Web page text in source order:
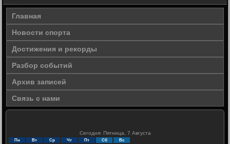
Главная
Новости спорта
Достижения и рекорды
Разбор событий
Архив записей
Связь с нами
Сегодня: Пятница, 7 Августа
Пн Вт Ср Чт Пт Сб Вс